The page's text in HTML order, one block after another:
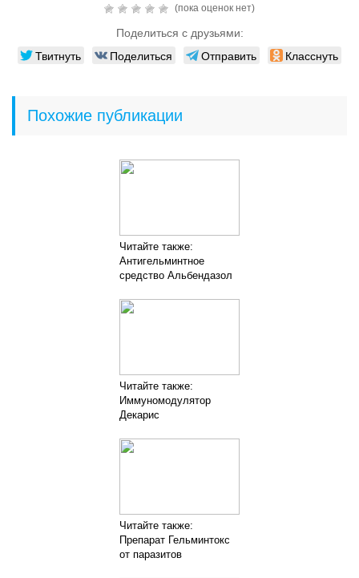
(пока оценок нет)
Поделиться с друзьями:
Твитнуть Поделиться Отправить Класснуть
Похожие публикации
Читайте также:
Антигельминтное
средство Альбендазол
Читайте также:
Иммуномодулятор
Декарис
Читайте также:
Препарат Гельминтокс
от паразитов